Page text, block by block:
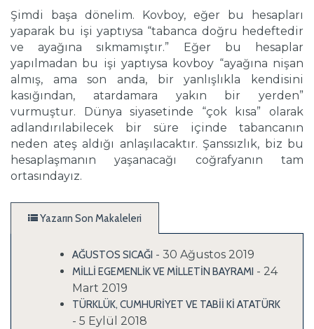
Şimdi başa dönelim. Kovboy, eğer bu hesapları
yaparak bu işi yaptıysa “tabanca doğru hedeftedir
ve ayağına sıkmamıştır.” Eğer bu hesaplar
yapılmadan bu işi yaptıysa kovboy “ayağına nişan
almış, ama son anda, bir yanlışlıkla kendisini
kasığından, atardamara yakın bir yerden”
vurmuştur. Dünya siyasetinde “çok kısa” olarak
adlandırılabilecek bir süre içinde tabancanın
neden ateş aldığı anlaşılacaktır. Şanssızlık, biz bu
hesaplaşmanın yaşanacağı coğrafyanın tam
ortasındayız.
Yazarın Son Makaleleri
AĞUSTOS SICAĞI - 30 Ağustos 2019
MİLLİ EGEMENLİK VE MİLLETİN BAYRAMI - 24
Mart 2019
TÜRKLÜK, CUMHURİYET VE TABİİ Kİ ATATÜRK
- 5 Eylül 2018